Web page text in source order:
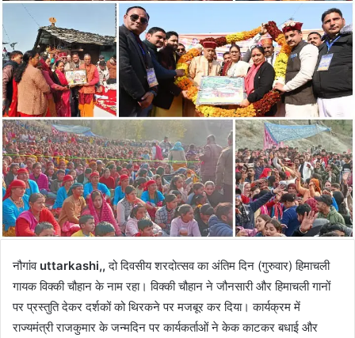
नौगांव uttarkashi,, दो दिवसीय शरदोत्सव का अंतिम दिन (गुरुवार) हिमाचली
गायक विक्की चौहान के नाम रहा। विक्की चौहान ने जौनसारी और हिमाचली गानों
पर प्रस्तुति देकर दर्शकों को थिरकने पर मजबूर कर दिया। कार्यक्रम में
राज्यमंत्री राजकुमार के जन्मदिन पर कार्यकर्ताओं ने केक काटकर बधाई और